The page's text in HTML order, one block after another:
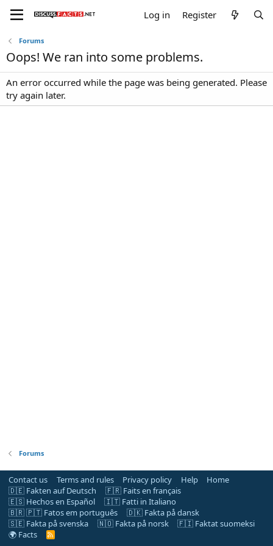
Log in Register
Forums
Oops! We ran into some problems.
An error occurred while the page was being generated. Please
try again later.
Forums
Contact us Terms and rules Privacy policy Help
Home
🇩🇪 Fakten auf Deutsch
🇫🇷 Faits en français
🇪🇸 Hechos en Español
🇮🇹 Fatti in Italiano
🇧🇷 🇵🇹 Fatos em português
🇩🇰 Fakta på dansk
🇸🇪 Fakta på svenska
🇳🇴 Fakta på norsk
🇫🇮 Faktat suomeksi
🌍 Facts
R